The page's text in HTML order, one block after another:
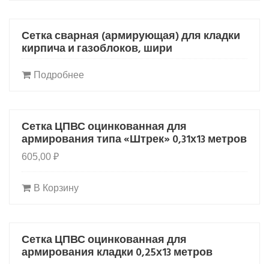
HOT
Сетка сварная (армирующая) для кладки
кирпича и газоблоков, шири
Подробнее
Сетка ЦПВС оцинкованная для
армирования типа «Штрек» 0,31х13 метров
605,00 ₽
В Корзину
Сетка ЦПВС оцинкованная для
армирования кладки 0,25х13 метров